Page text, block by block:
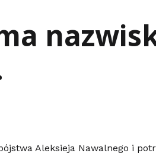
Aleksieja Nawalnego i